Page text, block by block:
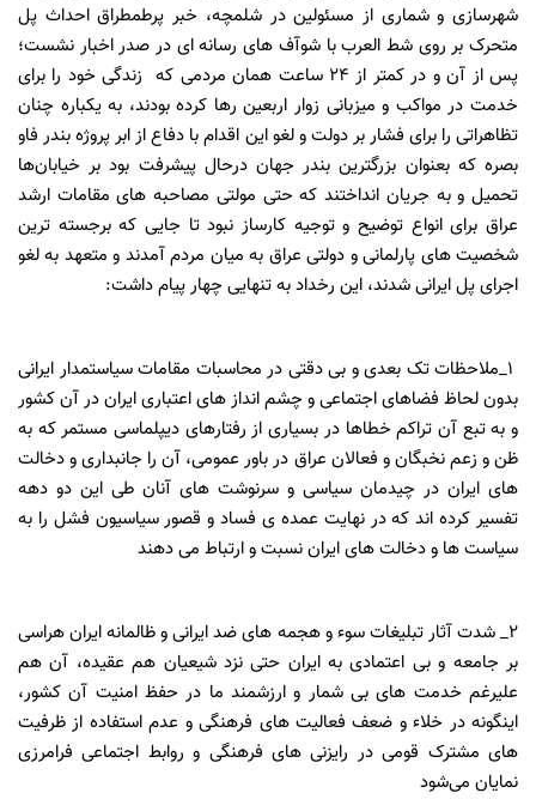
شهرسازی و شماری از مسئولین در شلمچه، خبر پرطمطراق احداث پل
متحرک بر روی شط العرب با شوآف های رسانه ای در صدر اخبار نشست؛
پس از آن و در کمتر از ۲۴ ساعت همان مردمی که زندگی خود را برای
خدمت در مواکب و میزبانی زوار اربعین رها کرده بودند، به یکباره چنان
تظاهراتی را برای فشار بر دولت و لغو این اقدام با دفاع از ابر پروژه بندر فاو
بصره که بعنوان بزرگترین بندر جهان درحال پیشرفت بود بر خیابان‌ها
تحمیل و به جریان انداختند که حتی مولتی مصاحبه های مقامات ارشد
عراق برای انواع توضیح و توجیه کارساز نبود تا جایی که برجسته ترین
شخصیت های پارلمانی و دولتی عراق به میان مردم آمدند و متعهد به لغو
اجرای پل ایرانی شدند، این رخداد به تنهایی چهار پیام داشت:
۱_ملاحظات تک بعدی و بی دقتی در محاسبات مقامات سیاستمدار ایرانی
بدون لحاظ فضاهای اجتماعی و چشم انداز های اعتباری ایران در آن کشور
و به تبع آن تراکم خطاها در بسیاری از رفتارهای دیپلماسی مستمر که به
ظن و زعم نخبگان و فعالان عراق در باور عمومی، آن را جانبداری و دخالت
های ایران در چیدمان سیاسی و سرنوشت های آنان طی این دو دهه
تفسیر کرده اند که در نهایت عمده ی فساد و قصور سیاسیون فشل را به
سیاست ها و دخالت های ایران نسبت و ارتباط می دهند
۲_ شدت آثار تبلیغات سوء و هجمه های ضد ایرانی و ظالمانه ایران هراسی
بر جامعه و بی اعتمادی به ایران حتی نزد شیعیان هم عقیده، آن هم
علیرغم خدمت های بی شمار و ارزشمند ما در حفظ امنیت آن کشور،
اینگونه در خلاء و ضعف فعالیت های فرهنگی و عدم استفاده از ظرفیت
های مشترک قومی در رایزنی های فرهنگی و روابط اجتماعی فرامرزی
نمایان می‌شود